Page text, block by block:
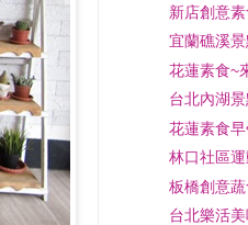
新店創意
宜蘭礁溪
花蓮素食~
台北內湖
花蓮素食
林口社區
板橋創意
台北樂活